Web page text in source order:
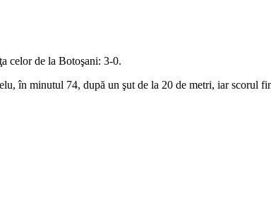
celor de la Botoşani: 3-0.
în minutul 74, după un şut de la 20 de metri, iar scorul